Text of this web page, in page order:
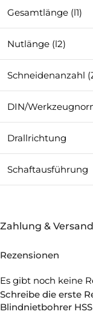
Gesamtlänge (l1)
Nutlänge (l2)
Schneidenanzahl
DIN/
Drallrichtung
Schaftausführung
Zahlung & Versand
Rezensionen
Es gibt noch keine
Schreibe die erste
Blindnietbohrer HSS